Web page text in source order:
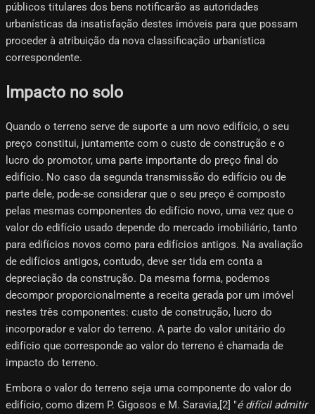
públicos titulares dos bens notificarão as autoridades
urbanísticas da insatisfação destes imóveis para que possam
proceder à atribuição da nova classificação urbanística
correspondente.
Impacto no solo
Quando o terreno serve de suporte a um novo edifício, o seu
preço constitui, juntamente com o custo de construção e o
lucro do promotor, uma parte importante do preço final do
edifício. No caso da segunda transmissão do edifício ou de
parte dele, pode-se considerar que o seu preço é composto
pelas mesmas componentes do edifício novo, uma vez que o
valor do edifício usado depende do mercado imobiliário, tanto
para edifícios novos como para edifícios antigos. Na avaliação
de edifícios antigos, contudo, deve ser tida em conta a
depreciação da construção. Da mesma forma, podemos
decompor proporcionalmente a receita gerada por um imóvel
nestes três componentes: custo de construção, lucro do
incorporador e valor do terreno. A parte do valor unitário do
edifício que corresponde ao valor do terreno é chamada de
impacto do terreno.
Embora o valor do terreno seja uma componente do valor do
edifício, como dizem P. Gigosos e M. Saravia,[2]​ "é difícil admitir